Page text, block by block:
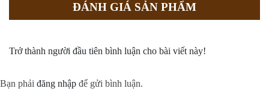
ĐÁNH GIÁ SẢN PHẨM
Trở thành người đầu tiên bình luận cho bài viết này!
Bạn phải đăng nhập để gửi bình luận.